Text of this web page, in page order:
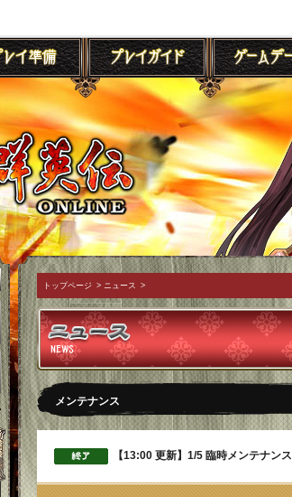
トップページ > ニュース >
メンテナンス
【13:00 更新】1/5 臨時メンテナンス